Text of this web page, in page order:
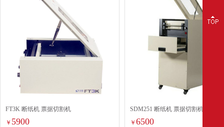
FT3K 断纸机 票据切割机
￥ 5900
SDM251 断纸机 票据切割机
￥6500